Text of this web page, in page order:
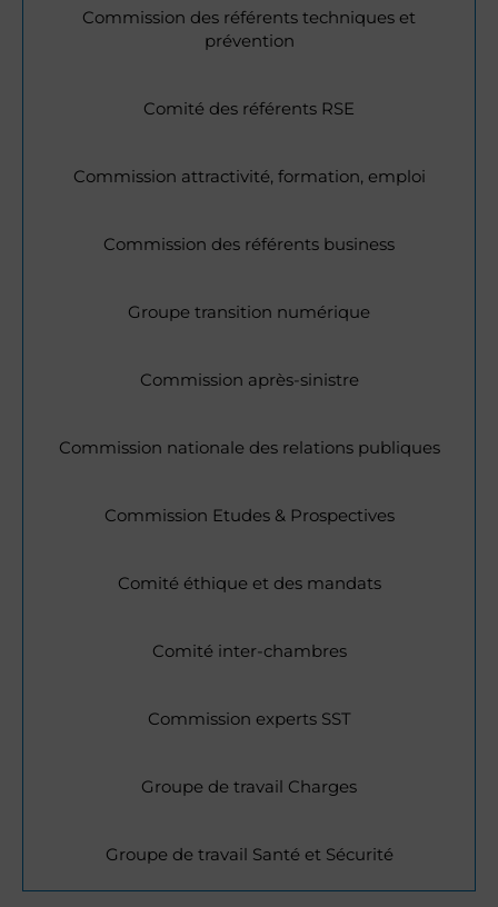
Commission des référents techniques et
prévention
Comité des référents RSE
Commission attractivité, formation, emploi
Commission des référents business
Groupe transition numérique
Commission après-sinistre
Commission nationale des relations publiques
Commission Etudes & Prospectives
Comité éthique et des mandats
Comité inter-chambres
Commission experts SST
Groupe de travail Charges
Groupe de travail Santé et Sécurité